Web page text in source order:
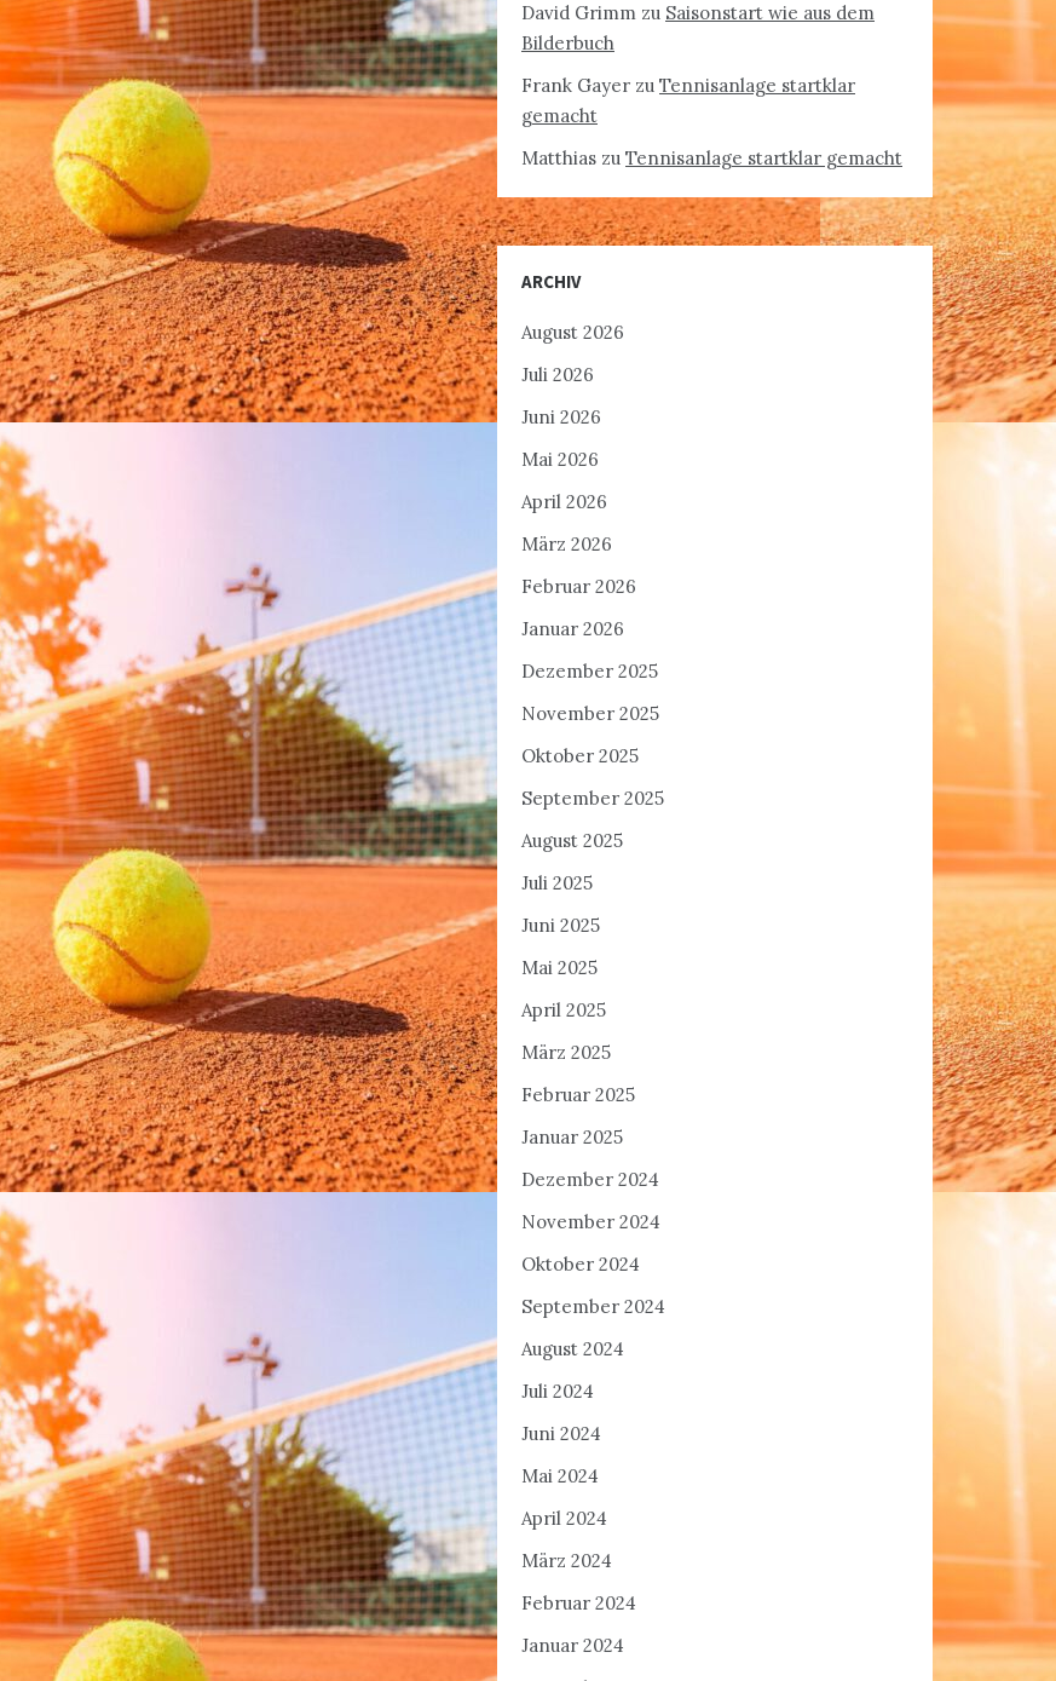
David Grimm zu Saisonstart wie aus dem
Bilderbuch
Frank Gayer zu Tennisanlage startklar
gemacht
Matthias zu Tennisanlage startklar gemacht
ARCHIV
August 2026
Juli 2026
Juni 2026
Mai 2026
April 2026
März 2026
Februar 2026
Januar 2026
Dezember 2025
November 2025
Oktober 2025
September 2025
August 2025
Juli 2025
Juni 2025
Mai 2025
April 2025
März 2025
Februar 2025
Januar 2025
Dezember 2024
November 2024
Oktober 2024
September 2024
August 2024
Juli 2024
Juni 2024
Mai 2024
April 2024
März 2024
Februar 2024
Januar 2024